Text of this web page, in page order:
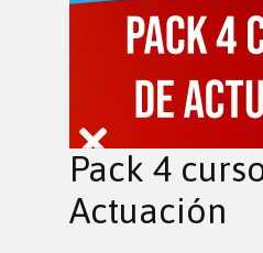
Pack 4
Actuación